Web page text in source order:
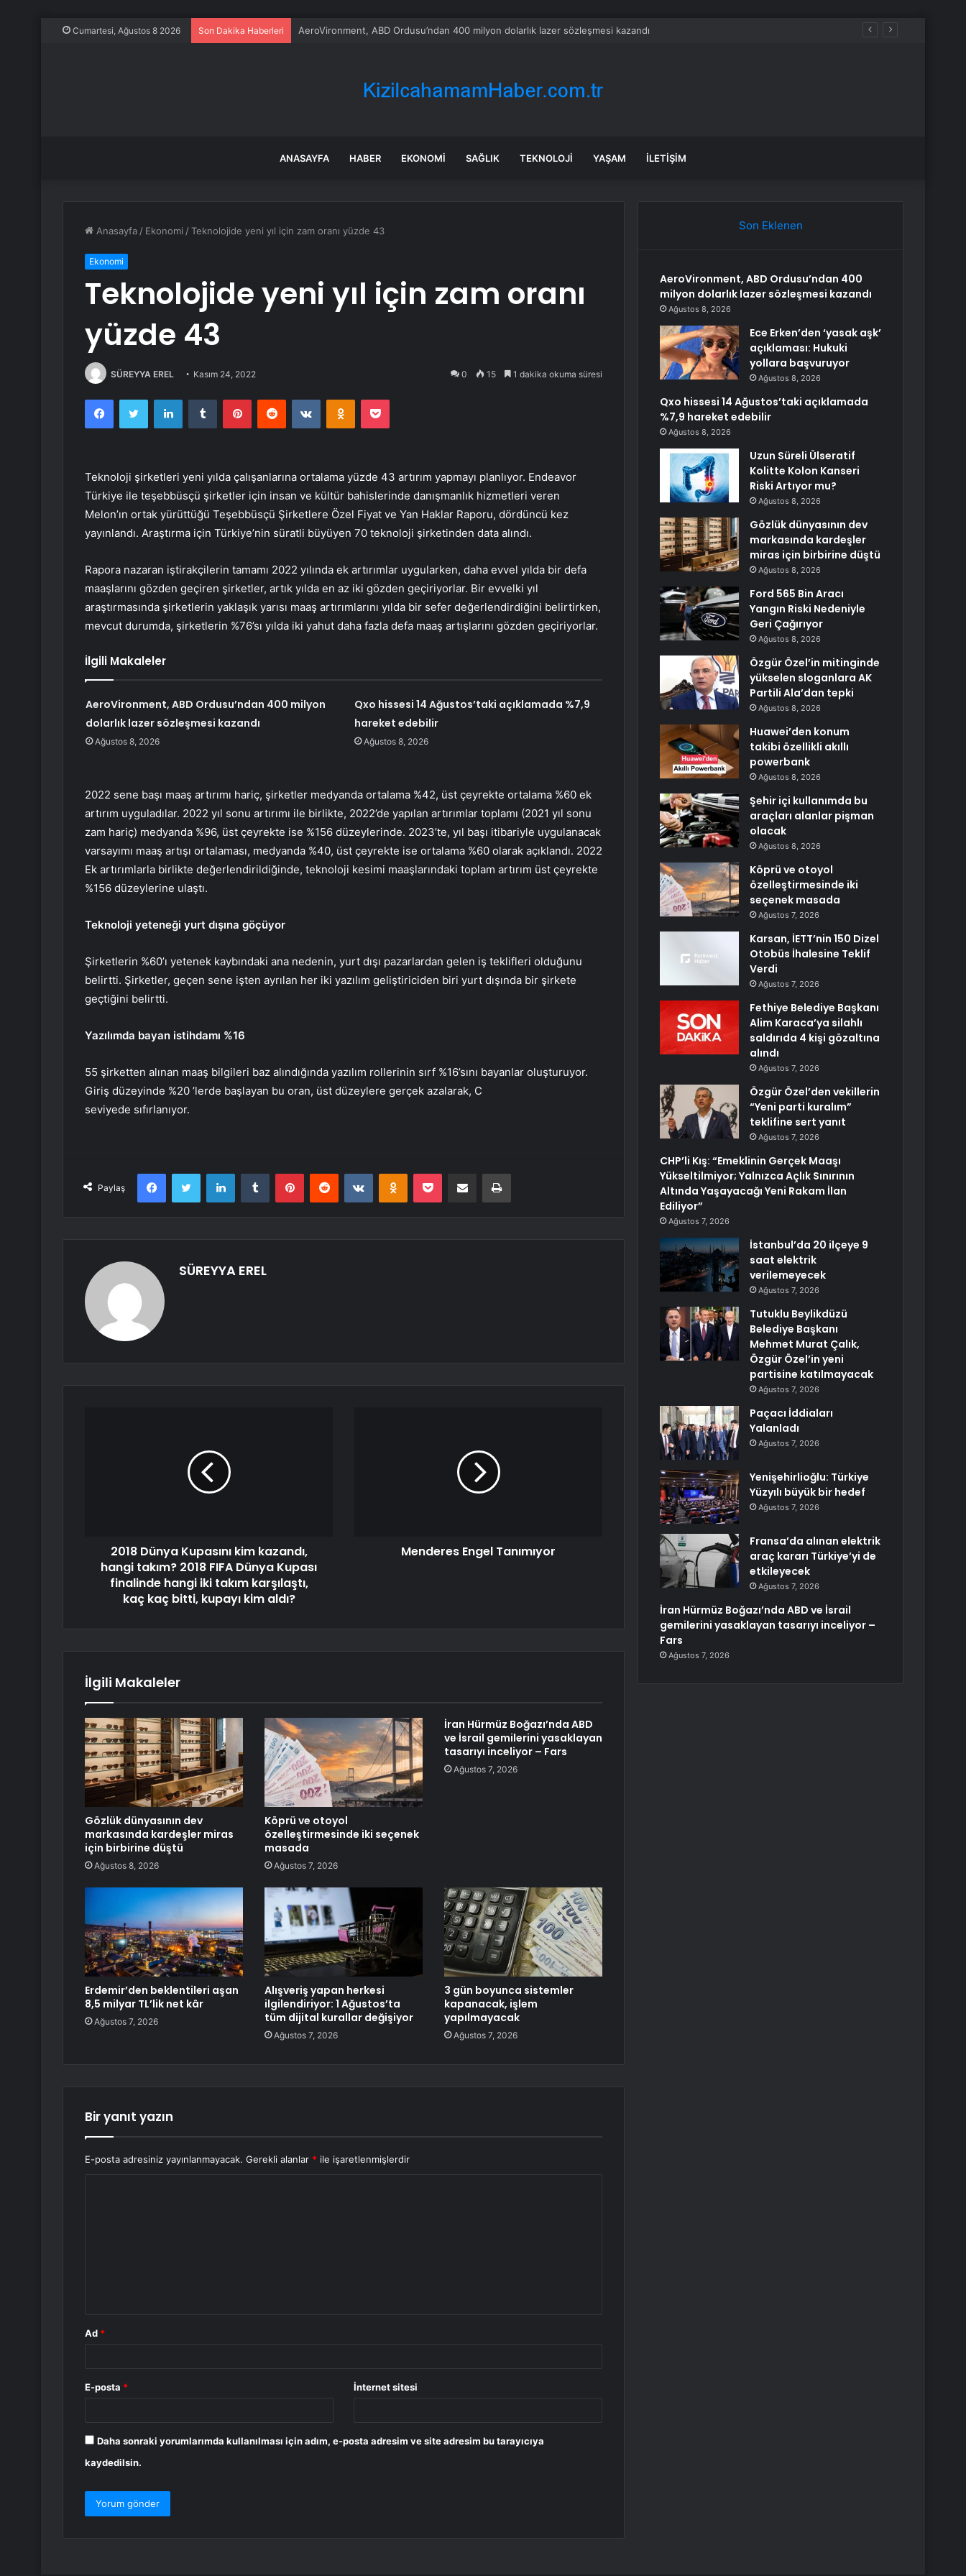
Cumartesi, Ağustos 8 2026 Son Dakika Haberleri Ece Erken’den ‘yasak aşk’ açıklaması: Hukuki yollara başvuruyor
ANASAYFA HABER EKONOMI SAĞLIK TEKNOLOJI YAŞAM İLETIŞIM
Anasayfa / Ekonomi /Teknolojide yeni yıl için zam oranı yüzde 43
Ekonomi
Teknolojide yeni yıl için zam oranı
yüzde 43
SÜREYYA EREL Kasım 24, 2022 0 15 1 dakika okuma süresi
FacebookTwitter LinkedInTumblr PinterestReddit VKontakteOdnoklassniki
Pocket
Teknoloji şirketleri yeni yılda çalışanlarına ortalama yüzde 43 artırım yapmayı planlıyor. Endeavor
Türkiye ile teşebbüsçü şirketler için insan ve kültür bahislerinde danışmanlık hizmetleri veren
Melon’ın ortak yürüttüğü Teşebbüsçü Şirketlere Özel Fiyat ve Yan Haklar Raporu, dördüncü kez
yayınlandı. Araştırma için Türkiye’nin süratli büyüyen 70 teknoloji şirketinden data alındı.
Rapora nazaran iştirakçilerin tamamı 2022 yılında ek artırımlar uygularken, daha evvel yılda bir defa
maaşlarını gözden geçiren şirketler, artık yılda en az iki gözden geçiriyorlar. Bir evvelki yıl
araştırmasında şirketlerin yaklaşık yarısı maaş artırımlarını yılda bir sefer değerlendirdiğini belirtirken,
mevcut durumda, şirketlerin %76’sı yılda iki yahut daha fazla defa maaş artışlarını gözden geçiriyorlar.
İlgili Makaleler
AeroVironment, ABD Ordusu’ndan 400 milyon
dolarlık lazer sözleşmesi kazandı
Ağustos 8, 2026
Qxo hissesi 14 Ağustos’taki açıklamada %7,9
hareket edebilir
Ağustos 8, 2026
2022 sene başı maaş artırımı hariç, şirketler medyanda ortalama %42, üst çeyrekte ortalama %60 ek
artırım uyguladılar. 2022 yıl sonu artırımı ile birlikte, 2022’de yapılan artırımlar toplamı (2021 yıl sonu
zam hariç) medyanda %96, üst çeyrekte ise %156 düzeylerinde. 2023’te, yıl başı itibariyle uygulanacak
varsayımı maaş artışı ortalaması, medyanda %40, üst çeyrekte ise ortalama %60 olarak açıklandı. 2022
Ek artırımlarla birlikte değerlendirildiğinde, teknoloji kesimi maaşlarındaki toplam artırım üst çeyrekte
%156 düzeylerine ulaştı.
Teknoloji yeteneği yurt dışına göçüyor
Şirketlerin %60’ı yetenek kaybındaki ana nedenin, yurt dışı pazarlardan gelen iş teklifleri olduğunu
belirtti. Şirketler, geçen sene işten ayrılan her iki yazılım geliştiriciden biri yurt dışında bir şirkete
geçtiğini belirtti.
Yazılımda bayan istihdamı %16
55 şirketten alınan maaş bilgileri baz alındığında yazılım rollerinin sırf %16’sını bayanlar oluşturuyor.
Giriş düzeyinde %20 ’lerde başlayan bu oran, üst düzeylere gerçek azalarak, C
seviyede sıfırlanıyor.
Paylaş
FacebookTwitter LinkedInTumblr PinterestReddit VKontakteOdnoklassniki
Pocket E-Posta ile paylaş Yazdır
SÜREYYA EREL
2018 Dünya Kupasını kim kazandı,
hangi takım? 2018 FIFA Dünya Kupası
finalinde hangi iki takım karşılaştı,
kaç kaç bitti, kupayı kim aldı?
Menderes Engel Tanımıyor
İlgili Makaleler
Gözlük dünyasının dev
markasında kardeşler miras
için birbirine düştü
Ağustos 8, 2026
Köprü ve otoyol
özelleştirmesinde iki seçenek
masada
Ağustos 7, 2026
İran Hürmüz Boğazı’nda ABD
ve İsrail gemilerini yasaklayan
tasarıyı inceliyor – Fars
Ağustos 7, 2026
Erdemir’den beklentileri aşan
8,5 milyar TL’lik net kâr
Ağustos 7, 2026
Alışveriş yapan herkesi
ilgilendiriyor: 1 Ağustos’ta
tüm dijital kurallar değişiyor
Ağustos 7, 2026
3 gün boyunca sistemler
kapanacak, işlem
yapılmayacak
Ağustos 7, 2026
Bir yanıt yazın
E-posta adresiniz yayınlanmayacak. Gerekli alanlar * ile işaretlenmişlerdir
Ad *
E-posta * İnternet sitesi
Daha sonraki yorumlarımda kullanılması için adım, e-posta adresim ve site adresim bu tarayıcıya
kaydedilsin.
Son Eklenen
AeroVironment, ABD Ordusu’ndan 400
milyon dolarlık lazer sözleşmesi kazandı
Ağustos 8, 2026
Ece Erken’den ‘yasak aşk’
açıklaması: Hukuki
yollara başvuruyor
Ağustos 8, 2026
Qxo hissesi 14 Ağustos’taki açıklamada
%7,9 hareket edebilir
Ağustos 8, 2026
Uzun Süreli Ülseratif
Kolitte Kolon Kanseri
Riski Artıyor mu?
Ağustos 8, 2026
Gözlük dünyasının dev
markasında kardeşler
miras için birbirine düştü
Ağustos 8, 2026
Ford 565 Bin Aracı
Yangın Riski Nedeniyle
Geri Çağırıyor
Ağustos 8, 2026
Özgür Özel’in mitinginde
yükselen sloganlara AK
Partili Ala’dan tepki
Ağustos 8, 2026
Huawei’den konum
takibi özellikli akıllı
powerbank
Ağustos 8, 2026
Şehir içi kullanımda bu
araçları alanlar pişman
olacak
Ağustos 8, 2026
Köprü ve otoyol
özelleştirmesinde iki
seçenek masada
Ağustos 7, 2026
Karsan, İETT’nin 150 Dizel
Otobüs İhalesine Teklif
Verdi
Ağustos 7, 2026
Fethiye Belediye Başkanı
Alim Karaca’ya silahlı
saldırıda 4 kişi gözaltına
alındı
Ağustos 7, 2026
Özgür Özel’den vekillerin
“Yeni parti kuralım”
teklifine sert yanıt
Ağustos 7, 2026
CHP’li Kış: “Emeklinin Gerçek Maaşı
Yükseltilmiyor; Yalnızca Açlık Sınırının
Altında Yaşayacağı Yeni Rakam İlan
Ediliyor”
Ağustos 7, 2026
İstanbul’da 20 ilçeye 9
saat elektrik
verilemeyecek
Ağustos 7, 2026
Tutuklu Beylikdüzü
Belediye Başkanı
Mehmet Murat Çalık,
Özgür Özel’in yeni
partisine katılmayacak
Ağustos 7, 2026
Paçacı İddiaları
Yalanladı
Ağustos 7, 2026
Yenişehirlioğlu: Türkiye
Yüzyılı büyük bir hedef
Ağustos 7, 2026
Fransa’da alınan elektrik
araç kararı Türkiye’yi de
etkileyecek
Ağustos 7, 2026
İran Hürmüz Boğazı’nda ABD ve İsrail
gemilerini yasaklayan tasarıyı inceliyor –
Fars
Ağustos 7, 2026